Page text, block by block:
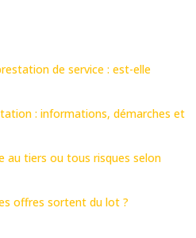
de service : est-elle
: informations, démarches et
au tiers ou tous risques selon
offres sortent du lot ?